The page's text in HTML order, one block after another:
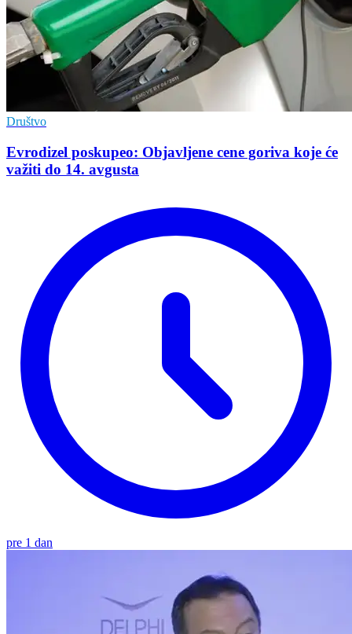
Društvo
Evrodizel poskupeo: Objavljene cene goriva koje će
važiti do 14. avgusta
pre 1 dan